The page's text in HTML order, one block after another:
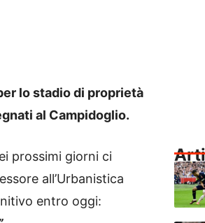
lo stadio di proprietà
al Campidoglio.
prossimi giorni ci
all’Urbanistica
entro oggi: